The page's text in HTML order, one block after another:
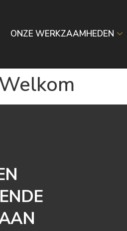
ONZE WERKZAAMHEDEN